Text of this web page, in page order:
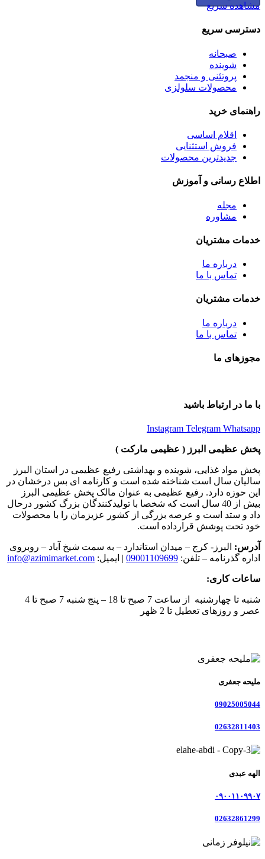
مشاهده سریع
دسترسی سریع
صبحانه
شوینده
پروتئنی و منجمد
محصولات سلولزی
راهنمای خرید
اقلام اساسی
فروش استثنایی
جدیدترین محصولات
اطلاع رسانی و آموزش
مجله
مشاوره
خدمات مشتریان
درباره ما
تماس با ما
خدمات مشتریان
درباره ما
تماس با ما
مجوزهای ما
با ما در ارتباط باشید
Instagram Telegram Whatsapp
پخش عظیمی البرز ( عظیمی مارکت )
پخش مواد غذایی، شوینده و بهداشتی رفیع عظیمی در استان البرز
سالیان سال است شناخته شده است و کارنامه ای بس درخشان در
این حوزه دارد. رفیع عظیمی به عنوان مالک پخش عظیمی البرز
بیش از 40 سال است که شخصا با تولیدکنندگان بزرگ کشور درحال
داد و ستد است و عرصه بزرگی از کشور عزیزمان را با محصولات
خود تحت پوشش قرارداده است.
آدرس: البرز- کرج – میدان استاندارد – به سمت شیخ آباد – روبروی
اداره گذرنامه – تلفن: 09001109699 | ایمیل: info@azimimarket.com
ساعات کاری:
شنبه تا چهارشنبه از ساعت 7 صبح تا 18 – پنج شنبه 7 صبح تا 4
عصر و روزهای تعطیل تا 2 ظهر
ملیحه جعفری
09025005044
02632811403
الهه عبدی
۰۹۰۰۱۱۰۹۹۰۷
02632861299